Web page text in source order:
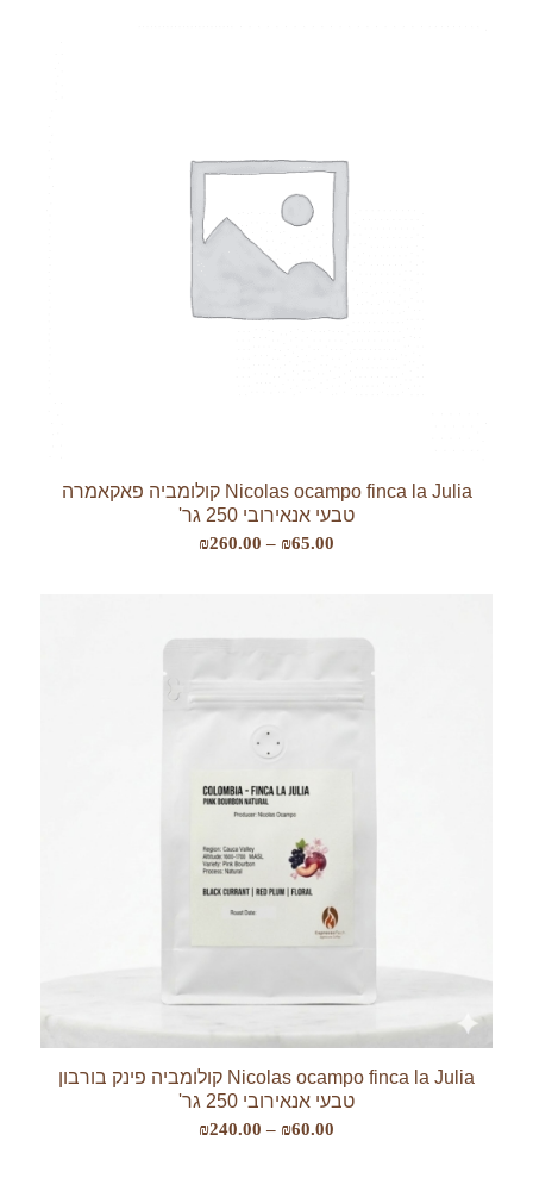
Nicolas ocampo finca la Julia קולומביה פאקאמרה
טבעי אנאירובי 250 גר'
₪65.00
–
₪260.00
Nicolas ocampo finca la Julia קולומביה פינק בורבון
טבעי אנאירובי 250 גר'
₪60.00
–
₪240.00